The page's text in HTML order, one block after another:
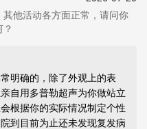
他活动各方面正常，请问你
明确的，除了外观上的表
自用多普勒超声为你做站立
根据你的实际情况制定个性
到目前为止还未发现复发病